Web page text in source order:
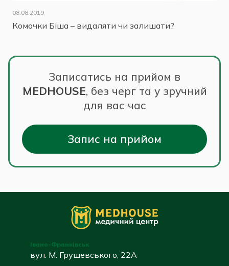
08.08.2019
Комочки Біша – видаляти чи залишати?
Записатись на прийом в
MEDHOUSE, без черг та у зручний
для вас час
Запис на прийом
Івано-Франківськ
вул. М. Грушевського, 22А